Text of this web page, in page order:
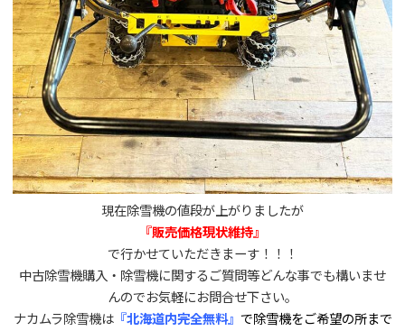
現在除雪機の値段が上がりましたが
『販売価格現状維持』
で行かせていただきまーす！！！
中古除雪機購入・除雪機に関するご質問等どんな事でも構いませ
んのでお気軽にお問合せ下さい。
ナカムラ除雪機は『北海道内完全無料』 で除雪機をご希望の所まで